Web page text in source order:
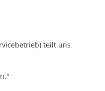
teilt uns